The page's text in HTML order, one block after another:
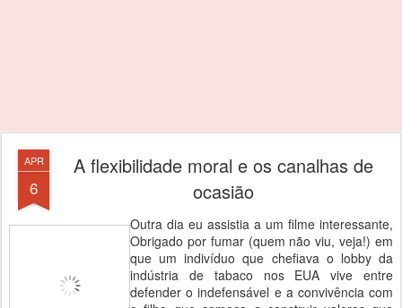
APR
6
A flexibilidade moral e os canalhas de
ocasião
Outra dia eu assistia a um filme interessante,
Obrigado por fumar (quem não viu, veja!) em
que um indivíduo que chefiava o lobby da
indústria de tabaco nos EUA vive entre
defender o indefensável e a convivência com